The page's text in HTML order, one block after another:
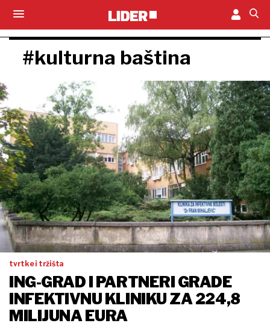
#kulturna baština
tvrtke i tržišta
ING-GRAD I PARTNERI GRADE
INFEKTIVNU KLINIKU ZA 224,8
MILIJUNA EURA